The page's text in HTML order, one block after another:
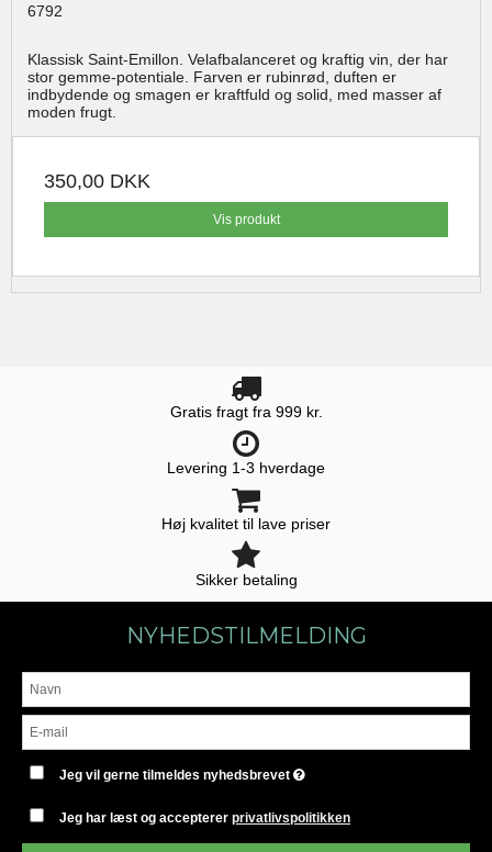
6792
Klassisk Saint-Emillon. Velafbalanceret og kraftig vin, der har
stor gemme-potentiale. Farven er rubinrød, duften er
indbydende og smagen er kraftfuld og solid, med masser af
moden frugt.
350,00 DKK
Vis produkt
Gratis fragt fra 999 kr.
Levering 1-3 hverdage
Høj kvalitet til lave priser
Sikker betaling
NYHEDSTILMELDING
Jeg vil gerne tilmeldes nyhedsbrevet
Jeg har læst og acceptererprivatlivspolitikken